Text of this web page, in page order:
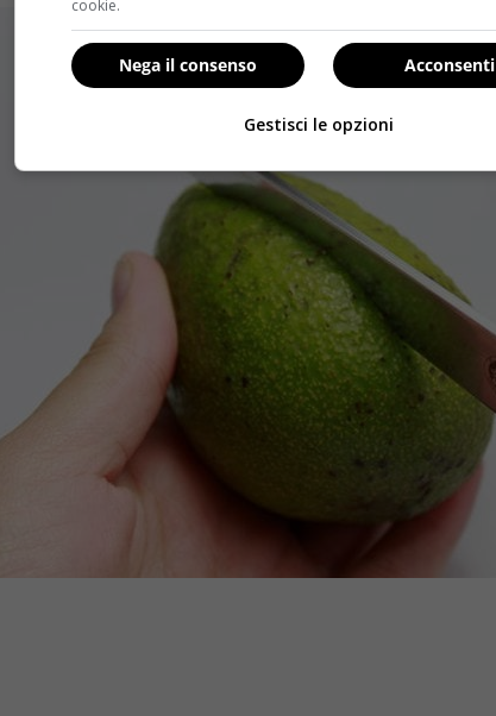
cookie.
Acconsenti
Nega il consenso
Gestisci le opzioni